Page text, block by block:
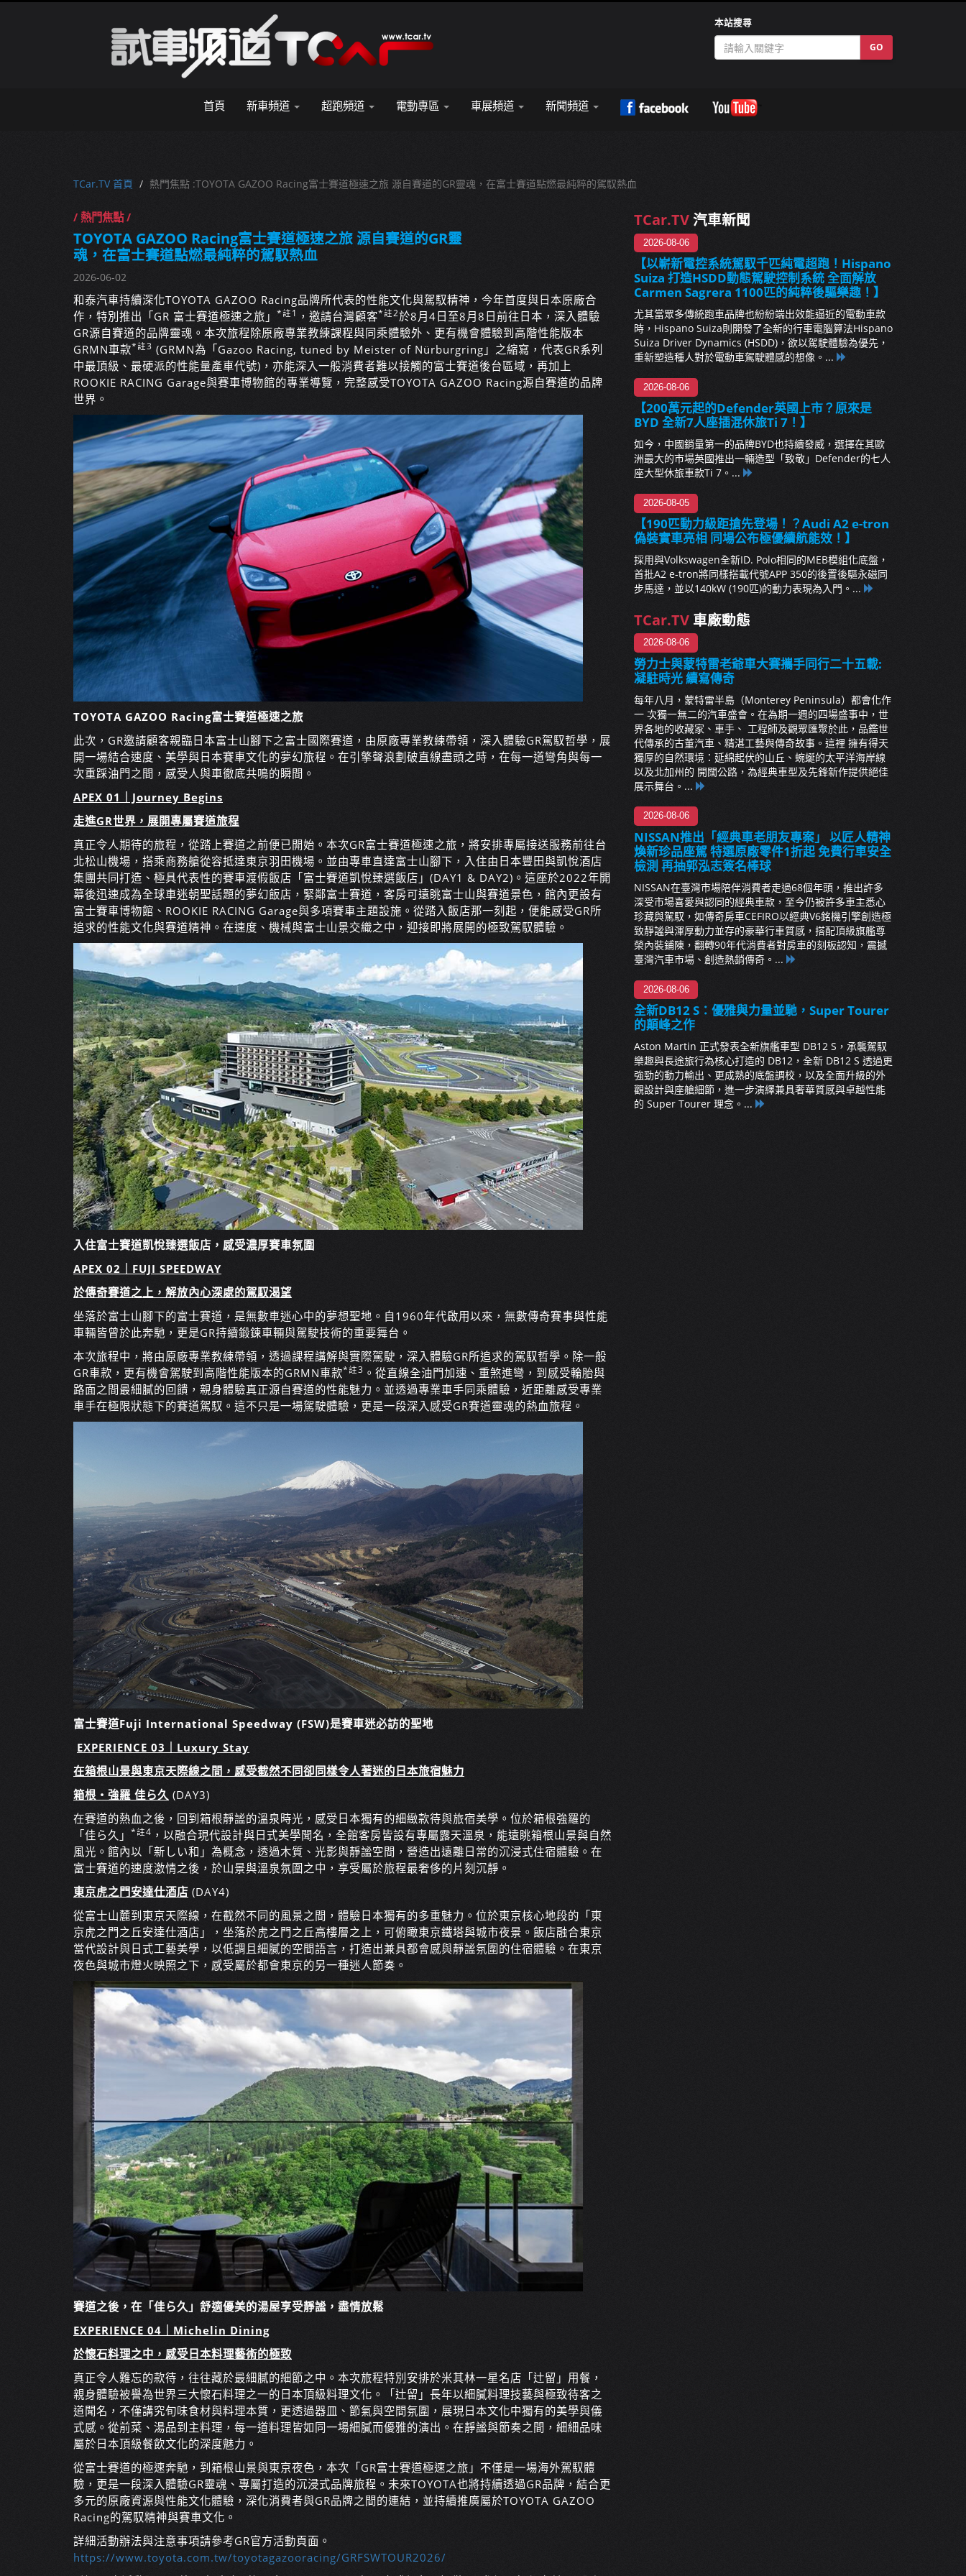
本站搜尋
GO
首頁 新車頻道 超跑頻道 電動專區 車展頻道 新聞頻道
TCar.TV 首頁 熱門焦點 :TOYOTA GAZOO Racing富士賽道極速之旅 源自賽道的GR靈魂，在富士賽道點燃最純粹的駕馭熱血
/ 熱門焦點 /
TOYOTA GAZOO Racing富士賽道極速之旅 源自賽道的GR靈
魂，在富士賽道點燃最純粹的駕馭熱血
2026-06-02
和泰汽車持續深化TOYOTA GAZOO Racing品牌所代表的性能文化與駕馭精神，今年首度與日本原廠合
作，特別推出「GR 富士賽道極速之旅」
*註1 ，邀請台灣顧客*註2於8月4日至8月8日前往日本，深入體驗
GR源自賽道的品牌靈魂。本次旅程除原廠專業教練課程與同乘體驗外、更有機會體驗到高階性能版本
GRMN車款*註3 (GRMN為「Gazoo Racing, tuned by Meister of Nürburgring」之縮寫，代表GR系列
中最頂級、最硬派的性能量產車代號)，亦能深入一般消費者難以接觸的富士賽道後台區域，再加上
ROOKIE RACING Garage與賽車博物館的專業導覽，完整感受TOYOTA GAZOO Racing源自賽道的品牌
世界。
TOYOTA GAZOO Racing富士賽道極速之旅
此次，GR邀請顧客親臨日本富士山腳下之富士國際賽道，由原廠專業教練帶領，深入體驗GR駕馭哲學，展
開一場結合速度、美學與日本賽車文化的夢幻旅程。在引擎聲浪劃破直線盡頭之時，在每一道彎角與每一
次重踩油門之間，感受人與車徹底共鳴的瞬間。
APEX 01｜Journey Begins
走進GR世界，展開專屬賽道旅程
真正令人期待的旅程，從踏上賽道之前便已開始。本次GR富士賽道極速之旅，將安排專屬接送服務前往台
北松山機場，搭乘商務艙從容抵達東京羽田機場。並由專車直達富士山腳下，入住由日本豐田與凱悅酒店
集團共同打造、極具代表性的賽車渡假飯店「富士賽道凱悅臻選飯店」(DAY1 & DAY2)。這座於2022年開
幕後迅速成為全球車迷朝聖話題的夢幻飯店，緊鄰富士賽道，客房可遠眺富士山與賽道景色，館內更設有
富士賽車博物館、ROOKIE RACING Garage與多項賽車主題設施。從踏入飯店那一刻起，便能感受GR所
追求的性能文化與賽道精神。在速度、機械與富士山景交織之中，迎接即將展開的極致駕馭體驗。
入住富士賽道凱悅臻選飯店，感受濃厚賽車氛圍
APEX 02｜FUJI SPEEDWAY
於傳奇賽道之上，解放內心深處的駕馭渴望
坐落於富士山腳下的富士賽道，是無數車迷心中的夢想聖地。自1960年代啟用以來，無數傳奇賽事與性能
車輛皆曾於此奔馳，更是GR持續鍛鍊車輛與駕駛技術的重要舞台。
本次旅程中，將由原廠專業教練帶領，透過課程講解與實際駕駛，深入體驗GR所追求的駕馭哲學。除一般
GR車款，更有機會駕駛到高階性能版本的GRMN車款*註3 。從直線全油門加速、重煞進彎，到感受輪胎與
路面之間最細膩的回饋，親身體驗真正源自賽道的性能魅力。並透過專業車手同乘體驗，近距離感受專業
車手在極限狀態下的賽道駕馭。這不只是一場駕駛體驗，更是一段深入感受GR賽道靈魂的熱血旅程。
富士賽道Fuji International Speedway (FSW)是賽車迷必訪的聖地
EXPERIENCE 03｜Luxury Stay
在箱根山景與東京天際線之間，感受截然不同卻同樣令人著迷的日本旅宿魅力
箱根・強羅 佳ら久 (DAY3)
在賽道的熱血之後，回到箱根靜謐的溫泉時光，感受日本獨有的細緻款待與旅宿美學。位於箱根強羅的
「佳ら久」
*註4 ，以融合現代設計與日式美學聞名，全館客房皆設有專屬露天溫泉，能遠眺箱根山景與自然
風光。館內以「新しい和」為概念，透過木質、光影與靜謐空間，營造出遠離日常的沉浸式住宿體驗。在
富士賽道的速度激情之後，於山景與溫泉氛圍之中，享受屬於旅程最奢侈的片刻沉靜。
東京虎之門安達仕酒店 (DAY4)
從富士山麓到東京天際線，在截然不同的風景之間，體驗日本獨有的多重魅力。位於東京核心地段的「東
京虎之門之丘安達仕酒店」，坐落於虎之門之丘高樓層之上，可俯瞰東京鐵塔與城市夜景。飯店融合東京
當代設計與日式工藝美學，以低調且細膩的空間語言，打造出兼具都會感與靜謐氛圍的住宿體驗。在東京
夜色與城市燈火映照之下，感受屬於都會東京的另一種迷人節奏。
賽道之後，在「佳ら久」舒適優美的湯屋享受靜謐，盡情放鬆
EXPERIENCE 04｜Michelin Dining
於懷石料理之中，感受日本料理藝術的極致
真正令人難忘的款待，往往藏於最細膩的細節之中。本次旅程特別安排於米其林一星名店「辻留」用餐，
親身體驗被譽為世界三大懷石料理之一的日本頂級料理文化。「辻留」長年以細膩料理技藝與極致待客之
道聞名，不僅講究旬味食材與料理本質，更透過器皿、節氣與空間氛圍，展現日本文化中獨有的美學與儀
式感。從前菜、湯品到主料理，每一道料理皆如同一場細膩而優雅的演出。在靜謐與節奏之間，細細品味
屬於日本頂級餐飲文化的深度魅力。
從富士賽道的極速奔馳，到箱根山景與東京夜色，本次「GR富士賽道極速之旅」不僅是一場海外駕馭體
驗，更是一段深入體驗GR靈魂、專屬打造的沉浸式品牌旅程。未來TOYOTA也將持續透過GR品牌，結合更
多元的原廠資源與性能文化體驗，深化消費者與GR品牌之間的連結，並持續推廣屬於TOYOTA GAZOO
Racing的駕馭精神與賽車文化。
詳細活動辦法與注意事項請參考GR官方活動頁面。
https://www.toyota.com.tw/toyotagazooracing/GRFSWTOUR2026/
TCar.TV汽車新聞
2026-08-06
【以嶄新電控系統駕馭千匹純電超跑！Hispano
Suiza 打造HSDD動態駕駛控制系統 全面解放
Carmen Sagrera 1100匹的純粹後驅樂趣！】
尤其當眾多傳統跑車品牌也紛紛端出效能逼近的電動車款
時，Hispano Suiza則開發了全新的行車電腦算法Hispano
Suiza Driver Dynamics (HSDD)，欲以駕駛體驗為優先，
重新塑造種人對於電動車駕駛體感的想像。...
2026-08-06
【200萬元起的Defender英國上市？原來是
BYD 全新7人座插混休旅Ti 7！】
如今，中國銷量第一的品牌BYD也持續發威，選擇在其歐
洲最大的市場英國推出一輛造型「致敬」Defender的七人
座大型休旅車款Ti 7。...
2026-08-05
【190匹動力級距搶先登場！？Audi A2 e-tron
偽裝實車亮相 同場公布極優續航能效！】
採用與Volkswagen全新ID. Polo相同的MEB模組化底盤，
首批A2 e-tron將同樣搭載代號APP 350的後置後驅永磁同
步馬達，並以140kW (190匹)的動力表現為入門。...
TCar.TV 車廠動態
2026-08-06
勞力士與蒙特雷老爺車大賽攜手同行二十五載:
凝駐時光 續寫傳奇
每年八月，蒙特雷半島（Monterey Peninsula）都會化作
一 次獨一無二的汽車盛會。在為期一週的四場盛事中，世
界各地的收藏家、車手、 工程師及觀眾匯聚於此，品鑑世
代傳承的古董汽車、精湛工藝與傳奇故事。這裡 擁有得天
獨厚的自然環境：延綿起伏的山丘、蜿蜒的太平洋海岸線
以及北加州的 開闊公路，為經典車型及先鋒新作提供絕佳
展示舞台。...
2026-08-06
NISSAN推出「經典車老朋友專案」 以匠人精神
煥新珍品座駕 特選原廠零件1折起 免費行車安全
檢測 再抽郭泓志簽名棒球
NISSAN在臺灣市場陪伴消費者走過68個年頭，推出許多
深受市場喜愛與認同的經典車款，至今仍被許多車主悉心
珍藏與駕馭，如傳奇房車CEFIRO以經典V6銘機引擎創造極
致靜謐與渾厚動力並存的豪華行車質感，搭配頂級旗艦尊
榮內裝鋪陳，翻轉90年代消費者對房車的刻板認知，震撼
臺灣汽車市場、創造熱銷傳奇。...
2026-08-06
全新DB12 S：優雅與力量並馳，Super Tourer
的顛峰之作
Aston Martin 正式發表全新旗艦車型 DB12 S，承襲駕馭
樂趣與長途旅行為核心打造的 DB12，全新 DB12 S 透過更
強勁的動力輸出、更成熟的底盤調校，以及全面升級的外
觀設計與座艙細節，進一步演繹兼具奢華質感與卓越性能
的 Super Tourer 理念。...